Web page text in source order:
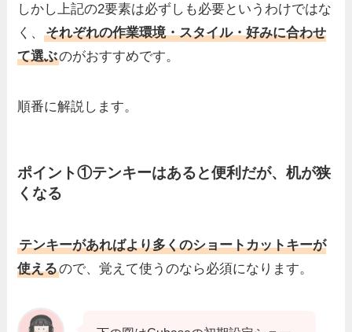
しかし上記の2要素は必ずしも必要というわけではな
く、それぞれの作業環境・スタイル・好みに合わせ
て選ぶのがおすすめです。
順番に解説します。
ポイント①テンキーはあると便利だが、机が狭
くなる
テンキーがあればより多くのショートカットキーが
使えるので、覚えて使うのなら必須になります。